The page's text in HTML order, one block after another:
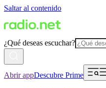
Saltar al contenido
¿Qué deseas escuchar?
Abrir appDescubre Prime